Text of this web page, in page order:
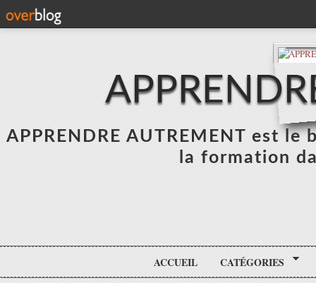
APPRENDRE AUTREMENT est
la formation
ACCUEIL CATÉGORIES